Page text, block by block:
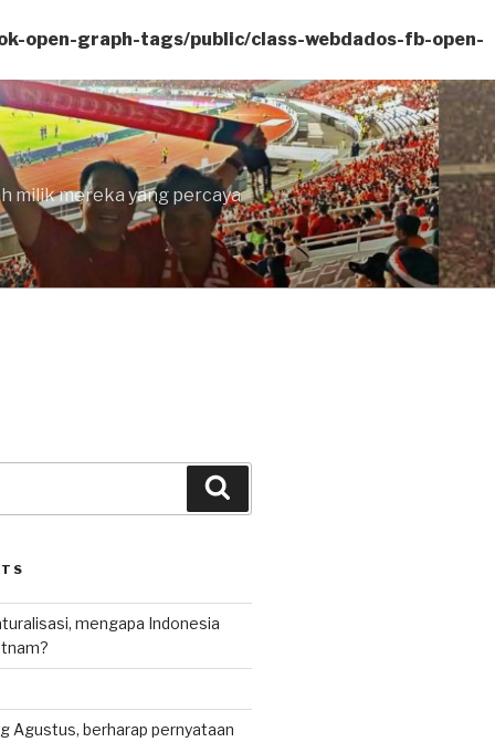
open-graph-tags/public/class-webdados-fb-open-
milik mereka yang percaya
mengapa Indonesia
Agustus, berharap pernyataan